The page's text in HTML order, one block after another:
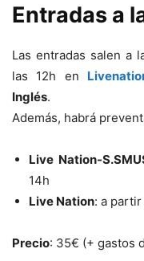
Entradas a
Las entradas salen a
las 12h en
Inglés.
Además, habrá
Live Nation-
14h
Live Nation: a
Precio: 35€ (+ gastos